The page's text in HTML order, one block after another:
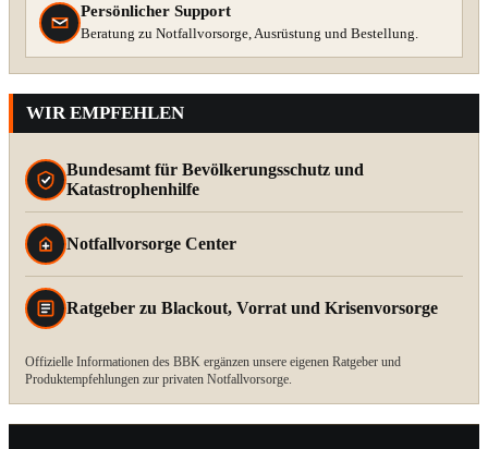
Persönlicher Support
Beratung zu Notfallvorsorge, Ausrüstung und Bestellung.
WIR EMPFEHLEN
Bundesamt für Bevölkerungsschutz und
Katastrophenhilfe
Notfallvorsorge Center
Ratgeber zu Blackout, Vorrat und Krisenvorsorge
Offizielle Informationen des BBK ergänzen unsere eigenen Ratgeber und
Produktempfehlungen zur privaten Notfallvorsorge.